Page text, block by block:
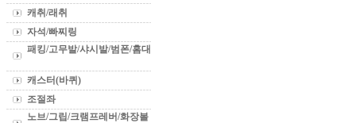
캐취/래취
자석/빠찌링
패킹/고무발/샤시발/범폰/홈대
캐스터(바퀴)
조절좌
노브/그립/크램프레버/화장볼